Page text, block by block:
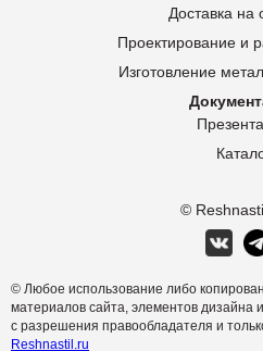
©
Доставка на
Проектирование и
Изготовление
© Любое использование либо
материалов сайта, элементов дизайна
с разрешения правообладателя и
Reshnastil.ru